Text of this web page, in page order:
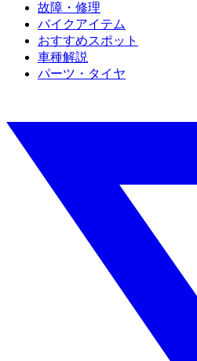
故障・修理
バイクアイテム
おすすめスポット
車種解説
パーツ・タイヤ